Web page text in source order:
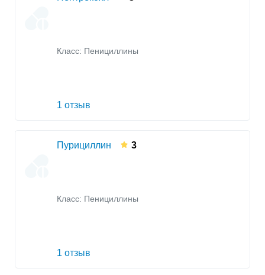
Класс: Пенициллины
1 отзыв
Пурициллин 3
Класс: Пенициллины
1 отзыв